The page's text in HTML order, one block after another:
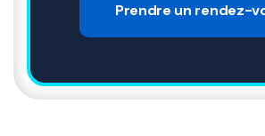
Prendre un rendez-